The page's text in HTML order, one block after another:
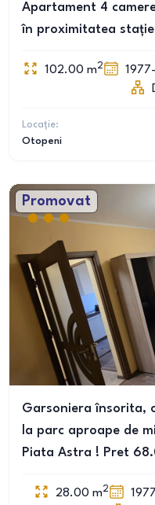
Apartament 4
în proximitatea
102.00 m2
Locație:
Otopeni
Promovat
Garsoniera însorita,
la parc aproape de
Piata Astra ! Pret
28.00 m2